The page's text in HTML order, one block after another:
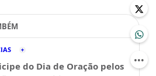
do Dia de Oração pelos